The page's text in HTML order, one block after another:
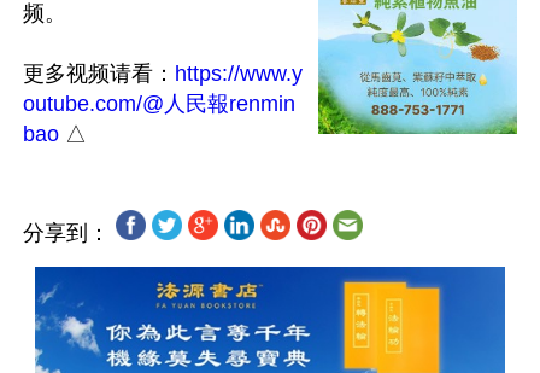
频。
更多视频请看： https://www.y
outube.com/@人民報renmin
bao
分享到：